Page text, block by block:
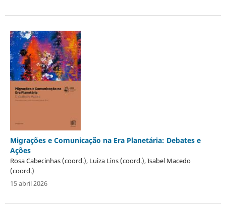
Migrações e Comunicação na Era Planetária: Debates e
Ações
Rosa Cabecinhas (coord.), Luiza Lins (coord.), Isabel Macedo
(coord.)
15 abril 2026